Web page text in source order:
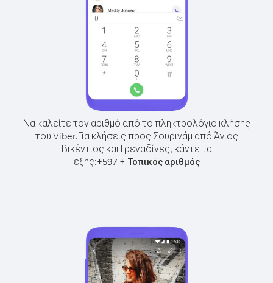
Να καλείτε τον αριθμό από το πληκτρολόγιο κλήσης
του Viber.Για κλήσεις προς Σουρινάμ από Άγιος
Βικέντιος και Γρεναδίνες, κάντε τα
εξής:+597+ Τοπικός αριθμός